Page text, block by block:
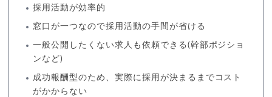
採用活動が効率的
窓口が一つなので採用活動の手間が省ける
一般公開したくない求人も依頼できる(幹部ポジショ
ンなど)
成功報酬型のため、実際に採用が決まるまでコスト
がかからない